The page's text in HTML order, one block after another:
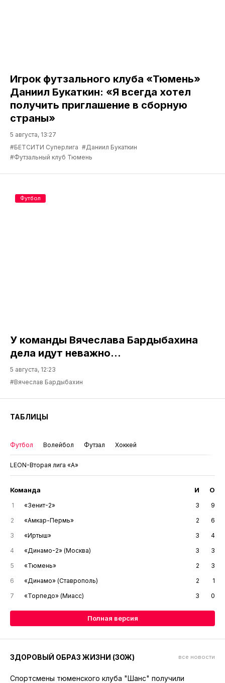
Игрок футзального клуба «Тюмень»
Даниил Букаткин: «Я всегда хотел
получить приглашение в сборную
страны»
5 августа, 13:27
#БЕТСИТИ Суперлига #Даниил Букаткин
#Футзальный клуб Тюмень
У команды Вячеслава Бардыбахина
дела идут неважно…
5 августа, 12:23
#Вячеслав Бардыбахин
Футбол
ТАБЛИЦЫ
Футбол Волейбол Футзал Хоккей
LEON-Вторая лига «А»
Команда И О
1 «Зенит-2» 3
9
2
«Амкар-Пермь» 2
6
3
«Иртыш» 3
4
4
«Динамо-2» (Москва) 3
3
5
«Тюмень» 2
3
6
«Динамо» (Ставрополь) 2
1
7
«Торпедо» (Миасс) 3 0
Полная версия
ЗДОРОВЫЙ ОБРАЗ ЖИЗНИ (ЗОЖ) все новости
Спортсмены тюменского клуба "Шанс" получили